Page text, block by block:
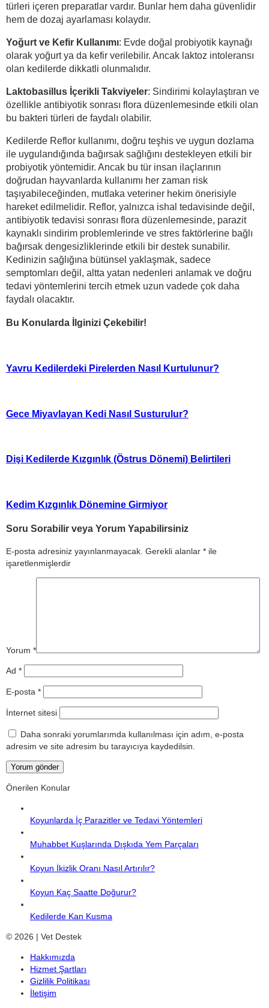
türleri içeren preparatlar vardır. Bunlar hem daha güvenlidir
hem de dozaj ayarlaması kolaydır.
Yoğurt ve Kefir Kullanımı: Evde doğal probiyotik kaynağı
olarak yoğurt ya da kefir verilebilir. Ancak laktoz intoleransı
olan kedilerde dikkatli olunmalıdır.
Laktobasillus İçerikli Takviyeler: Sindirimi kolaylaştıran ve
özellikle antibiyotik sonrası flora düzenlemesinde etkili olan
bu bakteri türleri de faydalı olabilir.
Kedilerde Reflor kullanımı, doğru teşhis ve uygun dozlama
ile uygulandığında bağırsak sağlığını destekleyen etkili bir
probiyotik yöntemidir. Ancak bu tür insan ilaçlarının
doğrudan hayvanlarda kullanımı her zaman risk
taşıyabileceğinden, mutlaka veteriner hekim önerisiyle
hareket edilmelidir. Reflor, yalnızca ishal tedavisinde değil,
antibiyotik tedavisi sonrası flora düzenlemesinde, parazit
kaynaklı sindirim problemlerinde ve stres faktörlerine bağlı
bağırsak dengesizliklerinde etkili bir destek sunabilir.
Kedinizin sağlığına bütünsel yaklaşmak, sadece
semptomları değil, altta yatan nedenleri anlamak ve doğru
tedavi yöntemlerini tercih etmek uzun vadede çok daha
faydalı olacaktır.
Bu Konularda İlginizi Çekebilir!
Yavru Kedilerdeki Pirelerden Nasıl Kurtulunur?
Gece Miyavlayan Kedi Nasıl Susturulur?
Dişi Kedilerde Kızgınlık (Östrus Dönemi) Belirtileri
Kedim Kızgınlık Dönemine Girmiyor
Soru Sorabilir veya Yorum Yapabilirsiniz
E-posta adresiniz yayınlanmayacak. Gerekli alanlar * ile
işaretlenmişlerdir
Yorum *
Ad *
E-posta *
İnternet sitesi
Daha sonraki yorumlarımda kullanılması için adım, e-posta
adresim ve site adresim bu tarayıcıya kaydedilsin.
Önerilen Konular
Koyunlarda İç Parazitler ve Tedavi Yöntemleri
Muhabbet Kuşlarında Dışkıda Yem Parçaları
Koyun İkizlik Oranı Nasıl Artırılır?
Koyun Kaç Saatte Doğurur?
Kedilerde Kan Kusma
© 2026 | Vet Destek
Hakkımızda
Hizmet Şartları
Gizlilik Politikası
İletişim